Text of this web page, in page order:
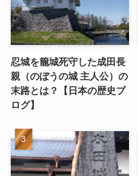
忍城を籠城死守した成田長
親（のぼうの城 主人公）の
末路とは？【日本の歴史ブ
ログ】